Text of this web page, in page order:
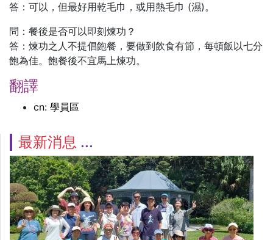
答：可以，但最好用乾毛巾，或用熱毛巾 (濕)。
問：餐後是否可以即刻煉功？
答：煉功之人不提倡飽餐，要做到飲食有節，每頓飯以七分
飽為佳。飽餐後不宜馬上煉功。
翻譯
cn: 學員區
最新消息